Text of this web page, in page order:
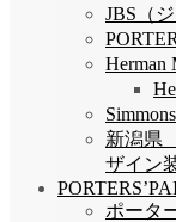
JBS（
Herman
新潟県
ザイン
ポータ